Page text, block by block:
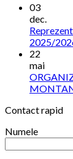
03
dec.
2025/
22
mai
Contact rapid
Numele